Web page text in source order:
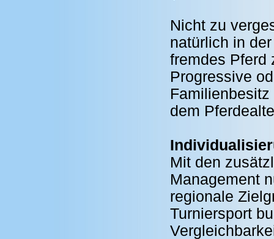
Nicht zu
natürlich in
fremdes Pferd
Progressive
dem
Mit den
Management
regionale
Turniersport